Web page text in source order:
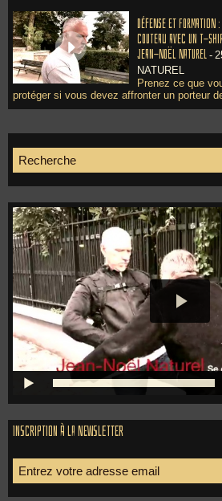
Défense et formation
couteau avec un t-
Jean-Noël Naturel -
NATUREL
Prenez ce que
protéger si vous devez affronter un porteur
Inscription à la newsletter